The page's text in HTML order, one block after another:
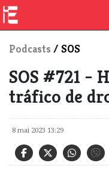
Podcasts / SOS
SOS #721 -
tráfico de
8 mai 2023 13:29